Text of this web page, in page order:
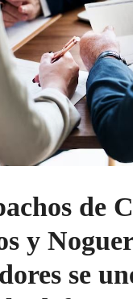
de
y
se